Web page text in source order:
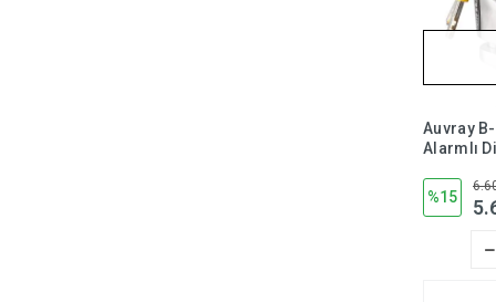
Auvray
Alarmlı
%15